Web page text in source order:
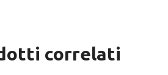
correlati